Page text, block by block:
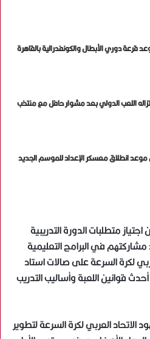
قرعة دوري الأبطال والكونفدرالية بالقاهرة
اللعب الدولي بعد مشوار حافل مع منتخب
موعد انطلاق معسكر الإعداد للموسم الجديد
متطلبات الدورة التدريبية
مشاركتهم في البرامج التعليمية
لكرة السرعة على صالات استاد
قوانين اللعبة وأساليب التدريب
العربي لكرة السرعة لتطوير